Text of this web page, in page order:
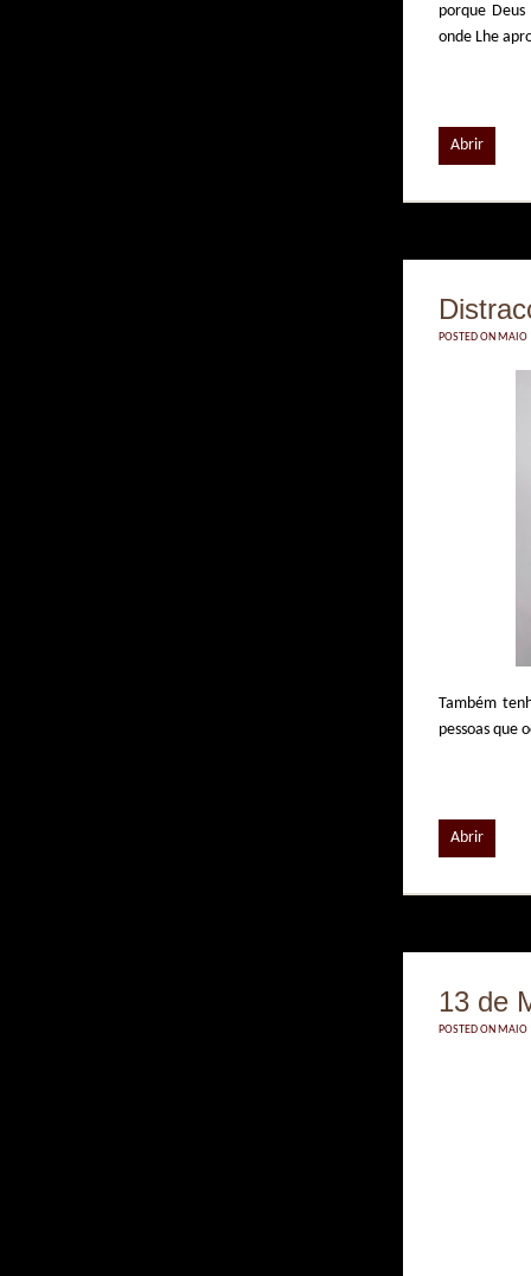
porque
onde Lhe
Abrir
POSTED ON
Também
pessoas que
Abrir
13 de
POSTED ON MAIO